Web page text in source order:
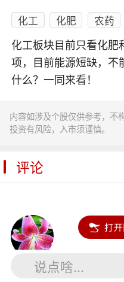
化工 化肥 农药
化工板块目前只看化肥
项，目前能源短缺，不
什么？一同来看！
内容如涉及个股仅供参考，不
投资有风险，入市须谨慎。
评论
沈昌明
谢谢老师
说点啥...